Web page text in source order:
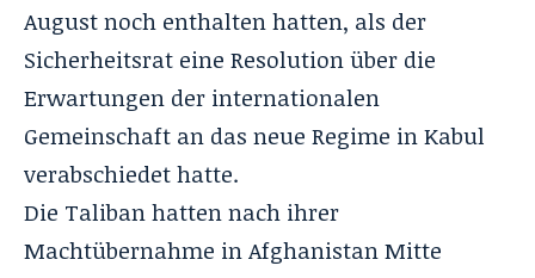
August noch enthalten hatten, als der
Sicherheitsrat eine Resolution über die
Erwartungen der internationalen
Gemeinschaft an das neue Regime in Kabul
verabschiedet hatte.
Die Taliban hatten nach ihrer
Machtübernahme in Afghanistan Mitte